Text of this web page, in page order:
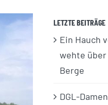
LETZTE BEITRÄGE
Ein Hauch
wehte
Berge
DGL-